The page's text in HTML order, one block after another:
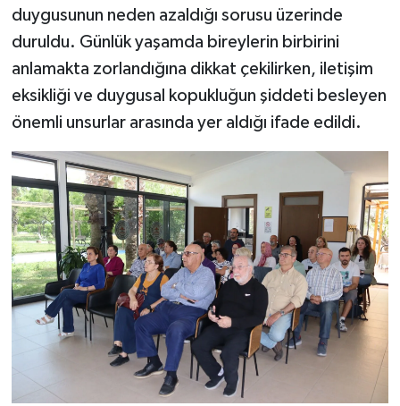
duygusunun neden azaldığı sorusu üzerinde
duruldu. Günlük yaşamda bireylerin birbirini
anlamakta zorlandığına dikkat çekilirken, iletişim
eksikliği ve duygusal kopukluğun şiddeti besleyen
önemli unsurlar arasında yer aldığı ifade edildi.